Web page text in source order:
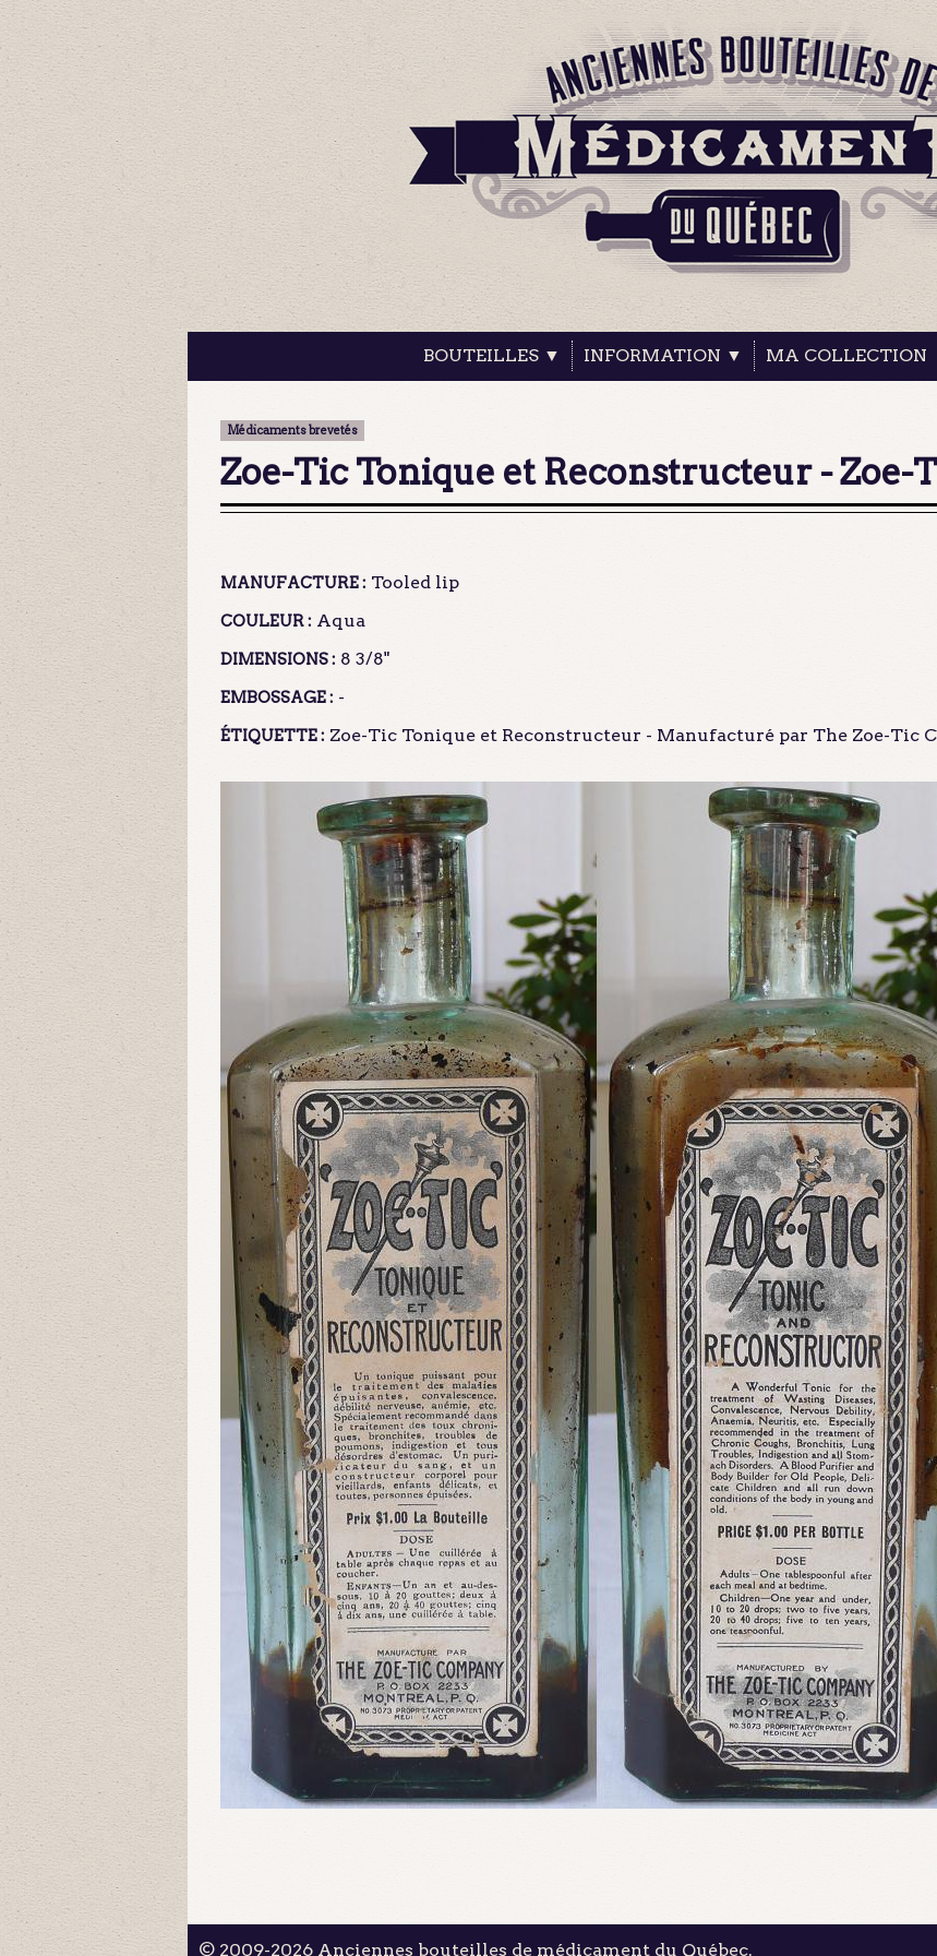
BOUTEILLES ▼ INFORMATION ▼ MA COLLECTION
Médicaments brevetés
Zoe-Tic Tonique et Reconstructeur - Zoe-
MANUFACTURE : Tooled lip
COULEUR : Aqua
DIMENSIONS : 8 3/8"
EMBOSSAGE : -
ÉTIQUETTE : Zoe-Tic Tonique et Reconstructeur - Manufacturé par The Zoe-Tic
© 2009-2026 Anciennes bouteilles de médicament du Québec.